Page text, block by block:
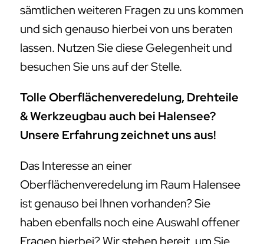
sämtlichen weiteren Fragen zu uns kommen
und sich genauso hierbei von uns beraten
lassen. Nutzen Sie diese Gelegenheit und
besuchen Sie uns auf der Stelle.
Tolle Oberflächenveredelung, Drehteile
& Werkzeugbau auch bei Halensee?
Unsere Erfahrung zeichnet uns aus!
Das Interesse an einer
Oberflächenveredelung im Raum Halensee
ist genauso bei Ihnen vorhanden? Sie
haben ebenfalls noch eine Auswahl offener